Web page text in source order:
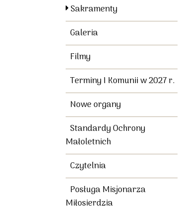
Sakramenty
Galeria
Filmy
Terminy I Komunii w 2027 r.
Nowe organy
Standardy Ochrony
Małoletnich
Czytelnia
Posługa Misjonarza
Miłosierdzia